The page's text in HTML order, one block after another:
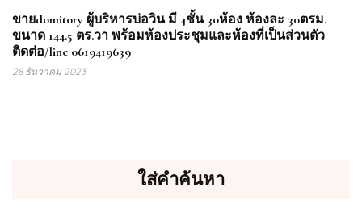
ขายdomitory ผู้บริหารบ่อวิน มี 4ชั้น 30ห้อง ห้องละ 30ตรม.
ขนาด 144.5 ตร.วา พร้อมห้องประชุมและห้องที่เป็นส่วนตัว
ติดต่อ/line 0619419639
28 ธันวาคม 2023
ใส่คำค้นหา